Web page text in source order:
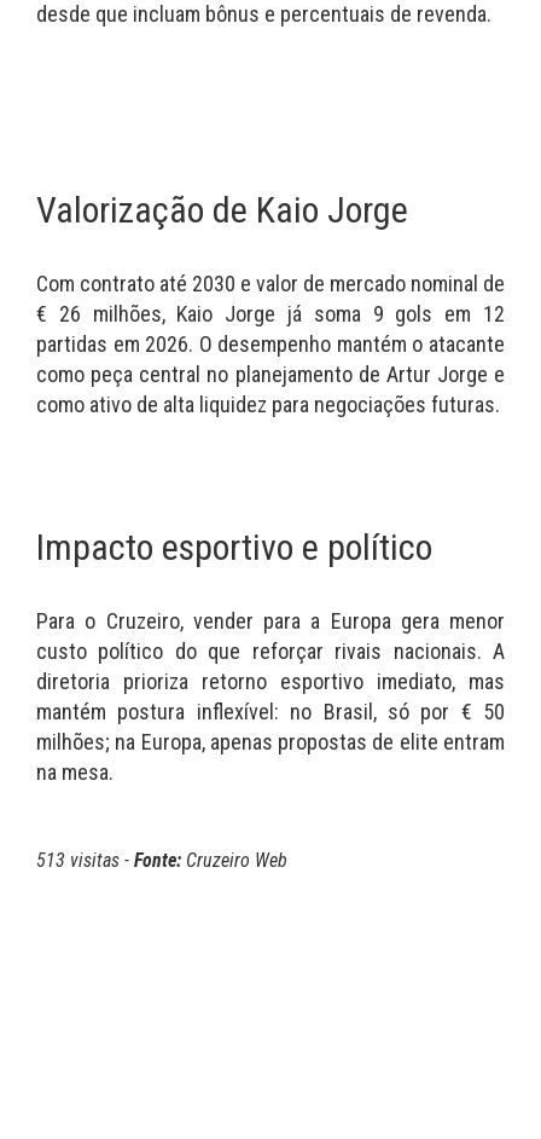
desde que incluam bônus e percentuais de revenda.
Valorização de Kaio Jorge
Com contrato até 2030 e valor de mercado nominal de
€ 26 milhões, Kaio Jorge já soma 9 gols em 12
partidas em 2026. O desempenho mantém o atacante
como peça central no planejamento de Artur Jorge e
como ativo de alta liquidez para negociações futuras.
Impacto esportivo e político
Para o Cruzeiro, vender para a Europa gera menor
custo político do que reforçar rivais nacionais. A
diretoria prioriza retorno esportivo imediato, mas
mantém postura inflexível: no Brasil, só por € 50
milhões; na Europa, apenas propostas de elite entram
na mesa.
513 visitas - Fonte: Cruzeiro Web